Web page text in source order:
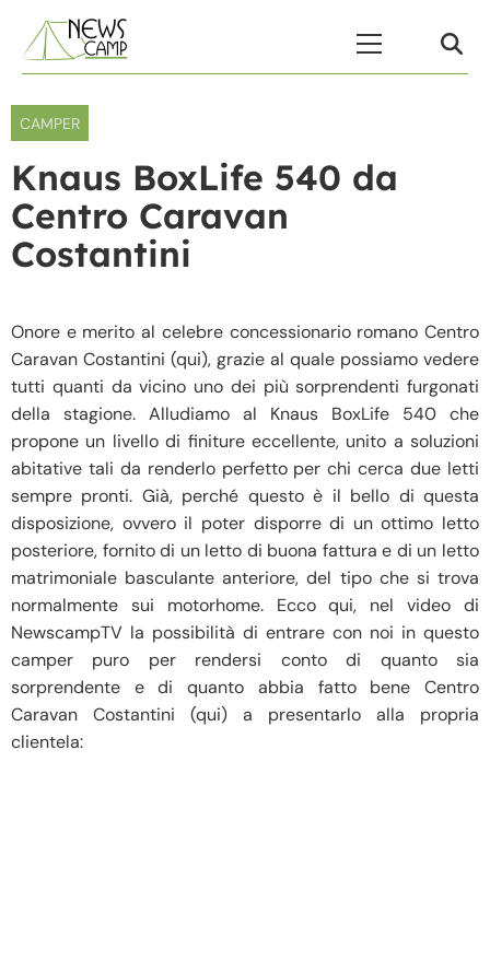
CAMPER
Knaus BoxLife 540 da
Centro Caravan
Costantini
Onore e merito al celebre concessionario romano Centro
Caravan Costantini (qui), grazie al quale possiamo vedere
tutti quanti da vicino uno dei più sorprendenti furgonati
della stagione. Alludiamo al Knaus BoxLife 540 che
propone un livello di finiture eccellente, unito a soluzioni
abitative tali da renderlo perfetto per chi cerca due letti
sempre pronti. Già, perché questo è il bello di questa
disposizione, ovvero il poter disporre di un ottimo letto
posteriore, fornito di un letto di buona fattura e di un letto
matrimoniale basculante anteriore, del tipo che si trova
normalmente sui motorhome. Ecco qui, nel video di
NewscampTV la possibilità di entrare con noi in questo
camper puro per rendersi conto di quanto sia
sorprendente e di quanto abbia fatto bene Centro
Caravan Costantini (qui) a presentarlo alla propria
clientela: